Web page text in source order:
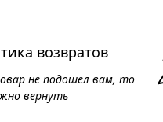
возвратов
не подошел вам, то
вернуть